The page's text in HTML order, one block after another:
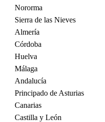
Nororma
Sierra de las Nieves
Almería
Córdoba
Huelva
Málaga
Andalucía
Principado de Asturias
Canarias
Castilla y León